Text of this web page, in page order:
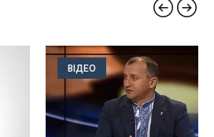
ВІДЕО